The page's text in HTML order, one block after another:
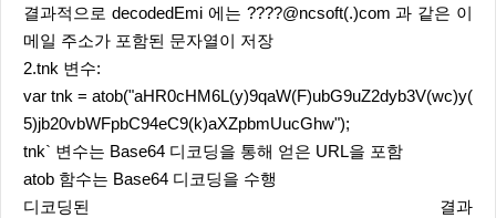
결과적으로 decodedEmi 에는 ????@ncsoft(.)com 과 같은 이
메일 주소가 포함된 문자열이 저장
2.tnk 변수:
var tnk = atob("aHR0cHM6L(y)9qaW(F)ubG9uZ2dyb3V(wc)y(
5)jb20vbWFpbC94eC9(k)aXZpbmUucGhw");
tnk` 변수는 Base64 디코딩을 통해 얻은 URL을 포함
atob 함수는 Base64 디코딩을 수행
디코딩된 결과